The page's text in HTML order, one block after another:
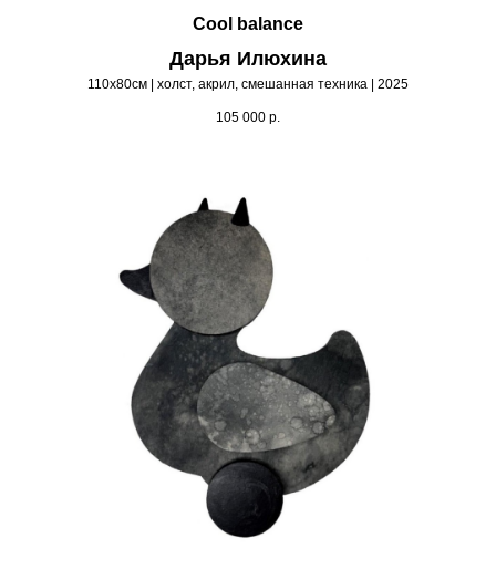
Cool balance
Дарья Илюхина
110х80см | холст, акрил, смешанная техника | 2025
105 000 р.